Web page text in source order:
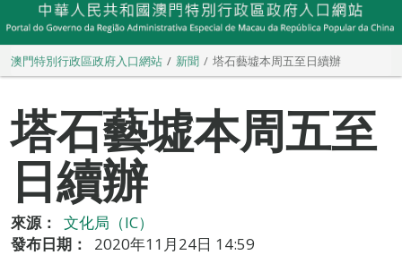
澳門特別行政區政府入口網站 新聞 塔石藝墟本周五至日續辦
塔石藝墟本周五至
日續辦
來源：
文化局（IC）
發布日期：
2020年11月24日 14:59